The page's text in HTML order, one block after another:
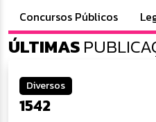
Concursos Públicos
ÚLTIMAS
Diversos
1542